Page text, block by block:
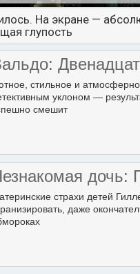
На экране —
глупость
стильное и
уклоном —
смешит
дочь:
страхи детей
даже